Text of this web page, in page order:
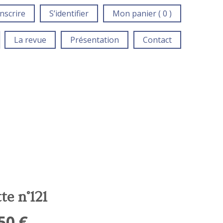
S’identifier Mon panier ( 0 )
La revue Présentation Contact
n°121